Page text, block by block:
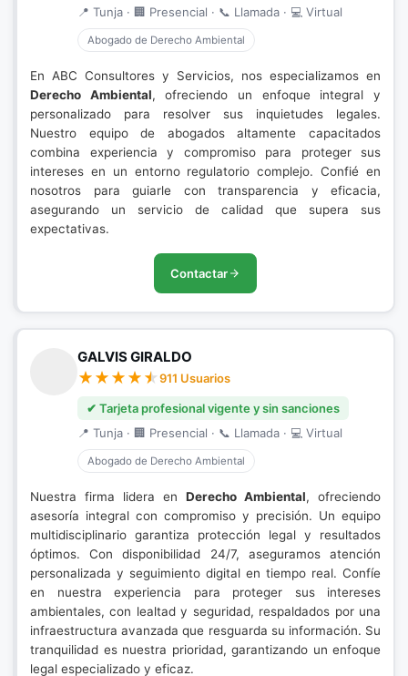
📍 Tunja · 🏢 Presencial · 📞 Llamada · 💻 Virtual
Abogado de Derecho Ambiental
En ABC Consultores y Servicios, nos especializamos en
Derecho Ambiental, ofreciendo un enfoque integral y
personalizado para resolver sus inquietudes legales.
Nuestro equipo de abogados altamente capacitados
combina experiencia y compromiso para proteger sus
intereses en un entorno regulatorio complejo. Confié en
nosotros para guiarle con transparencia y eficacia,
asegurando un servicio de calidad que supera sus
expectativas.
Contactar
GALVIS GIRALDO
911 Usuarios
✔ Tarjeta profesional vigente y sin sanciones
📍 Tunja · 🏢 Presencial · 📞 Llamada · 💻 Virtual
Abogado de Derecho Ambiental
Nuestra firma lidera en Derecho Ambiental, ofreciendo
asesoría integral con compromiso y precisión. Un equipo
multidisciplinario garantiza protección legal y resultados
óptimos. Con disponibilidad 24/7, aseguramos atención
personalizada y seguimiento digital en tiempo real. Confíe
en nuestra experiencia para proteger sus intereses
ambientales, con lealtad y seguridad, respaldados por una
infraestructura avanzada que resguarda su información. Su
tranquilidad es nuestra prioridad, garantizando un enfoque
legal especializado y eficaz.